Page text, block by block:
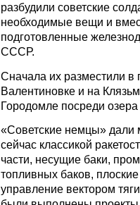
разбудили советские
необходимые вещи и
подготовленные
СССР.
Сначала их разместили
Валентиновке и на
Городомле посреди
«Советские немцы» дали
сейчас классикой
части, несущие баки,
топливных баков,
управление вектором